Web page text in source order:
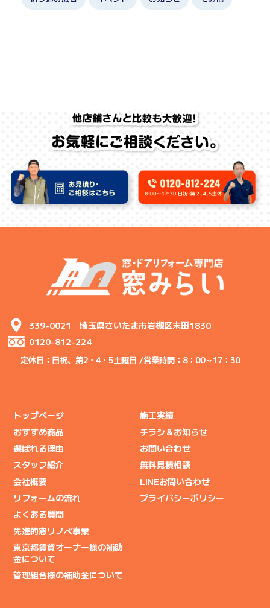
339-0021 埼玉県さいたま市岩槻区末田1830
0120-812-224
定休日：日祝、第2・4・5土曜日 /営業時間：8：00～17：30
トップページ
おすすめ商品
選ばれる理由
スタッフ紹介
会社概要
リフォームの流れ
よくある質問
先進的窓リノベ事業
東京都賃貸オーナー様の補助
金について
管理組合様の補助金について
施工実績
チラシ＆お知らせ
お問い合わせ
無料見積相談
LINEお問い合わせ
プライバシーポリシー